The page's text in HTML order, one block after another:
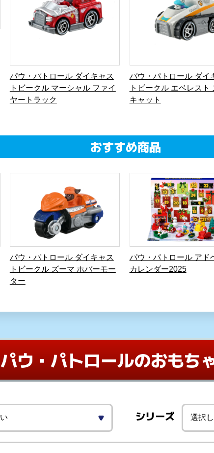
パウ・パトロール ダイキャス
トビークル マーシャル ファイ
ヤートラック
パウ・パトロール ダイ
トビークル エベレスト
キャット
おすすめ商品
パウ・パトロール ダイキャス
トビークル ズーマ ホバーモー
ター
パウ・パトロール アド
カレンダー2025
パウ・パトロールのおもち
シリーズ